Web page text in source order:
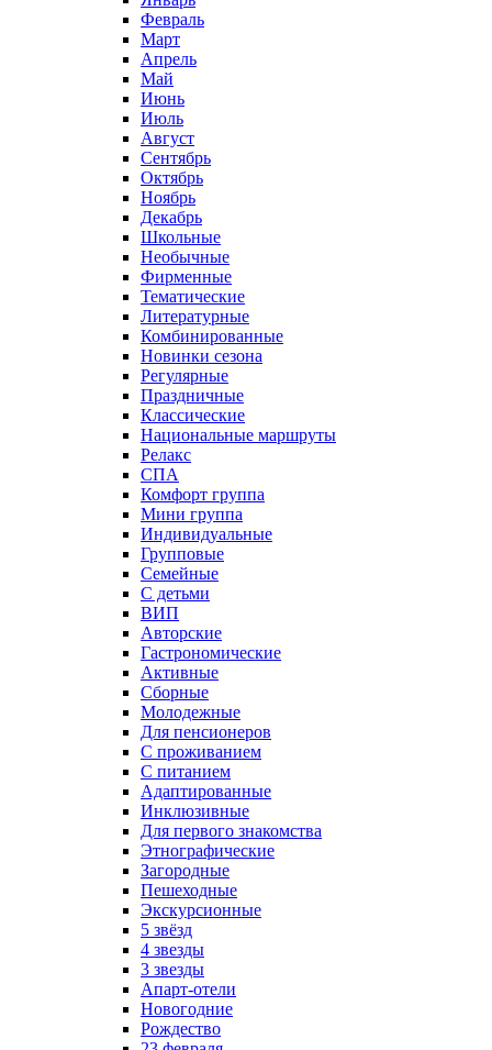
Февраль
Март
Апрель
Май
Июнь
Июль
Август
Сентябрь
Октябрь
Ноябрь
Декабрь
Школьные
Необычные
Фирменные
Тематические
Литературные
Комбинированные
Новинки сезона
Регулярные
Праздничные
Классические
Национальные маршруты
Релакс
СПА
Комфорт группа
Мини группа
Индивидуальные
Групповые
Семейные
С детьми
ВИП
Авторские
Гастрономические
Активные
Сборные
Молодежные
Для пенсионеров
С проживанием
С питанием
Адаптированные
Инклюзивные
Для первого знакомства
Этнографические
Загородные
Пешеходные
Экскурсионные
5 звёзд
4 звезды
3 звезды
Апарт-отели
Новогодние
Рождество